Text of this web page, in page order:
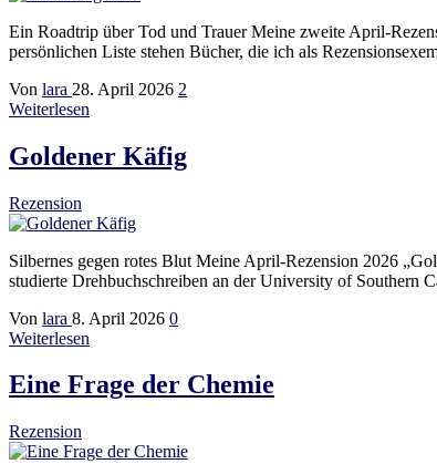
Ein Roadtrip über Tod und Trauer Meine zweite April-
persönlichen Liste stehen Bücher, die ich als
Von lara 28. April 2026 2
Weiterlesen
Goldener Käfig
Rezension
Silbernes gegen rotes Blut Meine April-Rezension 2026
studierte Drehbuchschreiben an der University of Southern
Von lara 8. April 2026 0
Weiterlesen
Eine Frage der Chemie
Rezension